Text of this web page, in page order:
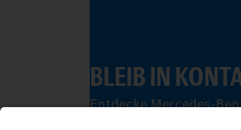
BLEIB IN
Entdecke Mercedes-